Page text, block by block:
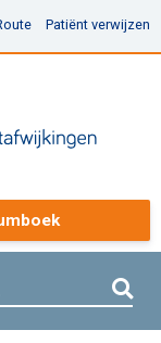
Patiënt verwijzen